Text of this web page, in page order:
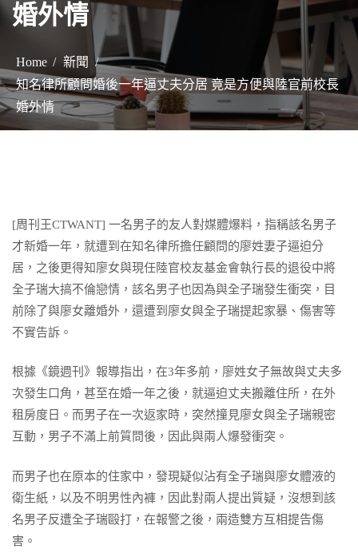
婚外情
Home
新聞
知名律所顧問婚後一年逼丈夫分居 竟是方便與陸官前校長
婚外情
[周刊王CTWANT] 一名男子的友人對媒體爆料，指稱該名男子
才新婚一年，就遭到在知名律所擔任顧問的廖姓妻子逼迫分
居，之後更得知廖女與現任陸官校友基金會執行長的退役中將
全子瑞大搞不倫戀情，該名男子也因為與全子瑞發生衝突，目
前除了與廖女離婚外，還遭到廖女與全子瑞提起家暴、傷害等
不實告訴。
根據《鏡週刊》報導指出，在3年多前，廖姓女子無故與丈夫多
次發生口角，甚至在婚一年之後，就逼迫丈夫搬離住所，在外
租房度日。而男子在一次返家時，突然撞見廖女與全子瑞親密
互動，男子不滿上前質問後，因此與兩人爆發衝突。
而男子也在原本的住家中，發現疑似沾有全子瑞與廖女體液的
衛生紙，以及不明男性內褲，因此對兩人提出質疑，沒想到該
名男子反遭全子瑞毆打，在報警之後，兩造雙方互相提告傷
害。